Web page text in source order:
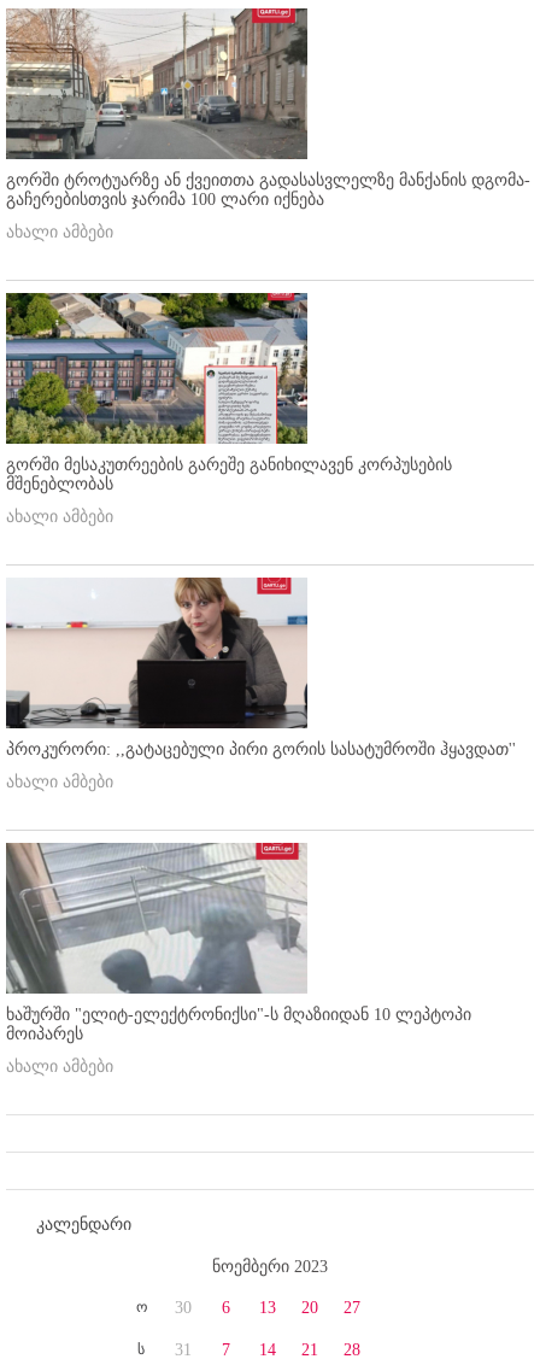
გორში ტროტუარზე ან ქვეითთა გადასასვლელზე მანქანის დგომა-
გაჩერებისთვის ჯარიმა 100 ლარი იქნება
ახალი ამბები
გორში მესაკუთრეების გარეშე განიხილავენ კორპუსების
მშენებლობას
ახალი ამბები
პროკურორი: ,,გატაცებული პირი გორის სასატუმროში ჰყავდათ''
ახალი ამბები
ხაშურში "ელიტ-ელექტრონიქსი"-ს მღაზიიდან 10 ლეპტოპი
მოიპარეს
ახალი ამბები
კალენდარი
ნოემბერი 2023
ო
ს
30
31
6
7
13
14
20
21
27
28